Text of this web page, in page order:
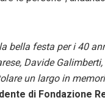
bella festa per i 40
Davide
un largo in
di Fondazione